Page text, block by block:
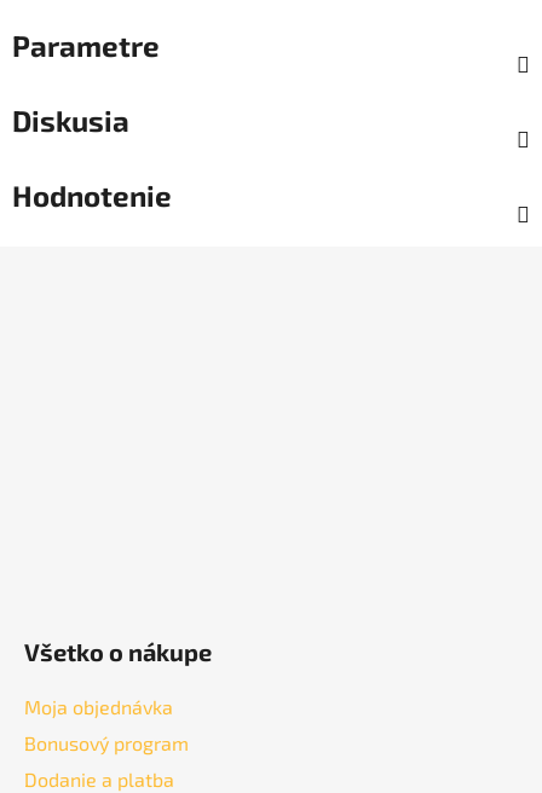
Parametre
Diskusia
Hodnotenie
Všetko o nákupe
Moja objednávka
Bonusový program
Dodanie a platba